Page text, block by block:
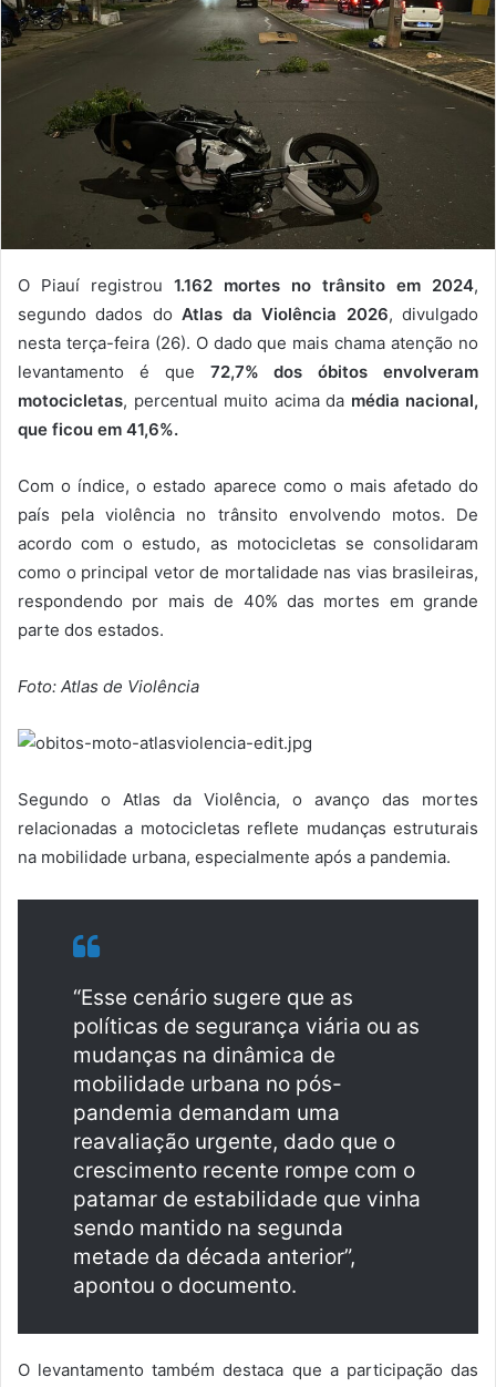
O Piauí registrou 1.162 mortes no trânsito em 2024,
segundo dados doAtlas da Violência 2026, divulgado
nesta terça-feira (26). O dado que mais chama atenção no
levantamento é que 72,7% dos óbitos envolveram
motocicletas, percentual muito acima da média nacional,
que ficou em 41,6%.
Com o índice, o estado aparece como o mais afetado do
país pela violência no trânsito envolvendo motos. De
acordo com o estudo, as motocicletas se consolidaram
como o principal vetor de mortalidade nas vias brasileiras,
respondendo por mais de 40% das mortes em grande
parte dos estados.
Foto: Atlas de Violência
Segundo o Atlas da Violência, o avanço das mortes
relacionadas a motocicletas reflete mudanças estruturais
na mobilidade urbana, especialmente após a pandemia.
“Esse cenário sugere que as
políticas de segurança viária ou as
mudanças na dinâmica de
mobilidade urbana no pós-
pandemia demandam uma
reavaliação urgente, dado que o
crescimento recente rompe com o
patamar de estabilidade que vinha
sendo mantido na segunda
metade da década anterior”,
apontou o documento.
O levantamento também destaca que a participação das